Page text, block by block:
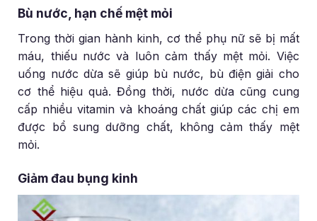
Bù nước, hạn chế mệt mỏi
Trong thời gian hành kinh, cơ thể phụ nữ sẽ bị mất
máu, thiếu nước và luôn cảm thấy mệt mỏi. Việc
uống nước dừa sẽ giúp bù nước, bù điện giải cho
cơ thể hiệu quả. Đồng thời, nước dừa cũng cung
cấp nhiều vitamin và khoáng chất giúp các chị em
được bổ sung dưỡng chất, không cảm thấy mệt
mỏi.
Giảm đau bụng kinh